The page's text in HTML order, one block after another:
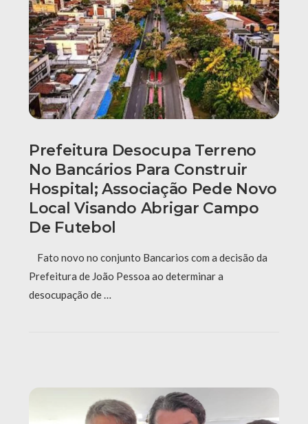
Prefeitura Desocupa Terreno
No Bancários Para Construir
Hospital; Associação Pede Novo
Local Visando Abrigar Campo
De Futebol
Fato novo no conjunto Bancarios com a decisão da
Prefeitura de João Pessoa ao determinar a
desocupação de …